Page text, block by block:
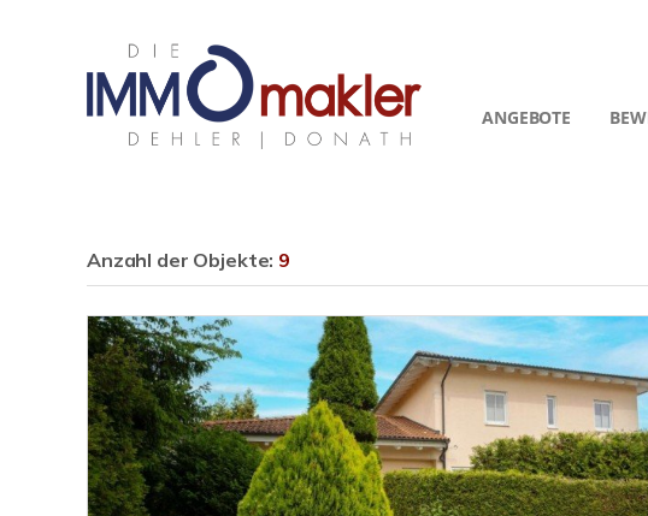
ANGEBOTE
Anzahl der Objekte: 9